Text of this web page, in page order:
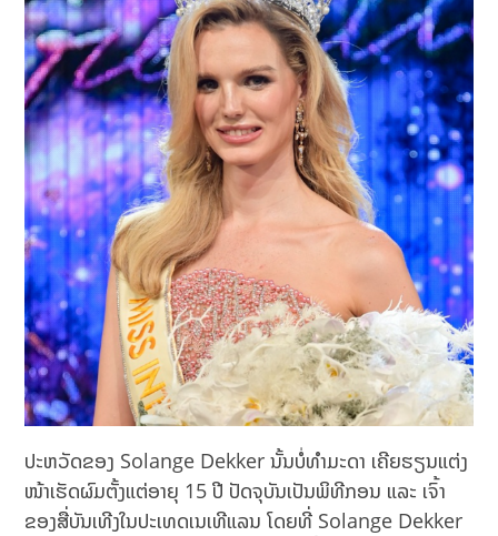
ປະຫວັດຂອງ Solange Dekker ນັ້ນບໍ່ທຳມະດາ ເຄີຍຮຽນແຕ່ງ
ໜ້າເຮັດຜົມຕັ້ງແຕ່ອາຍຸ 15 ປີ ປັດຈຸບັນເປັນພິທີກອນ ແລະ ເຈົ້າ
ຂອງສື່ບັນເທີງໃນປະເທດເນເທີແລນ ໂດຍທີ່ Solange Dekker